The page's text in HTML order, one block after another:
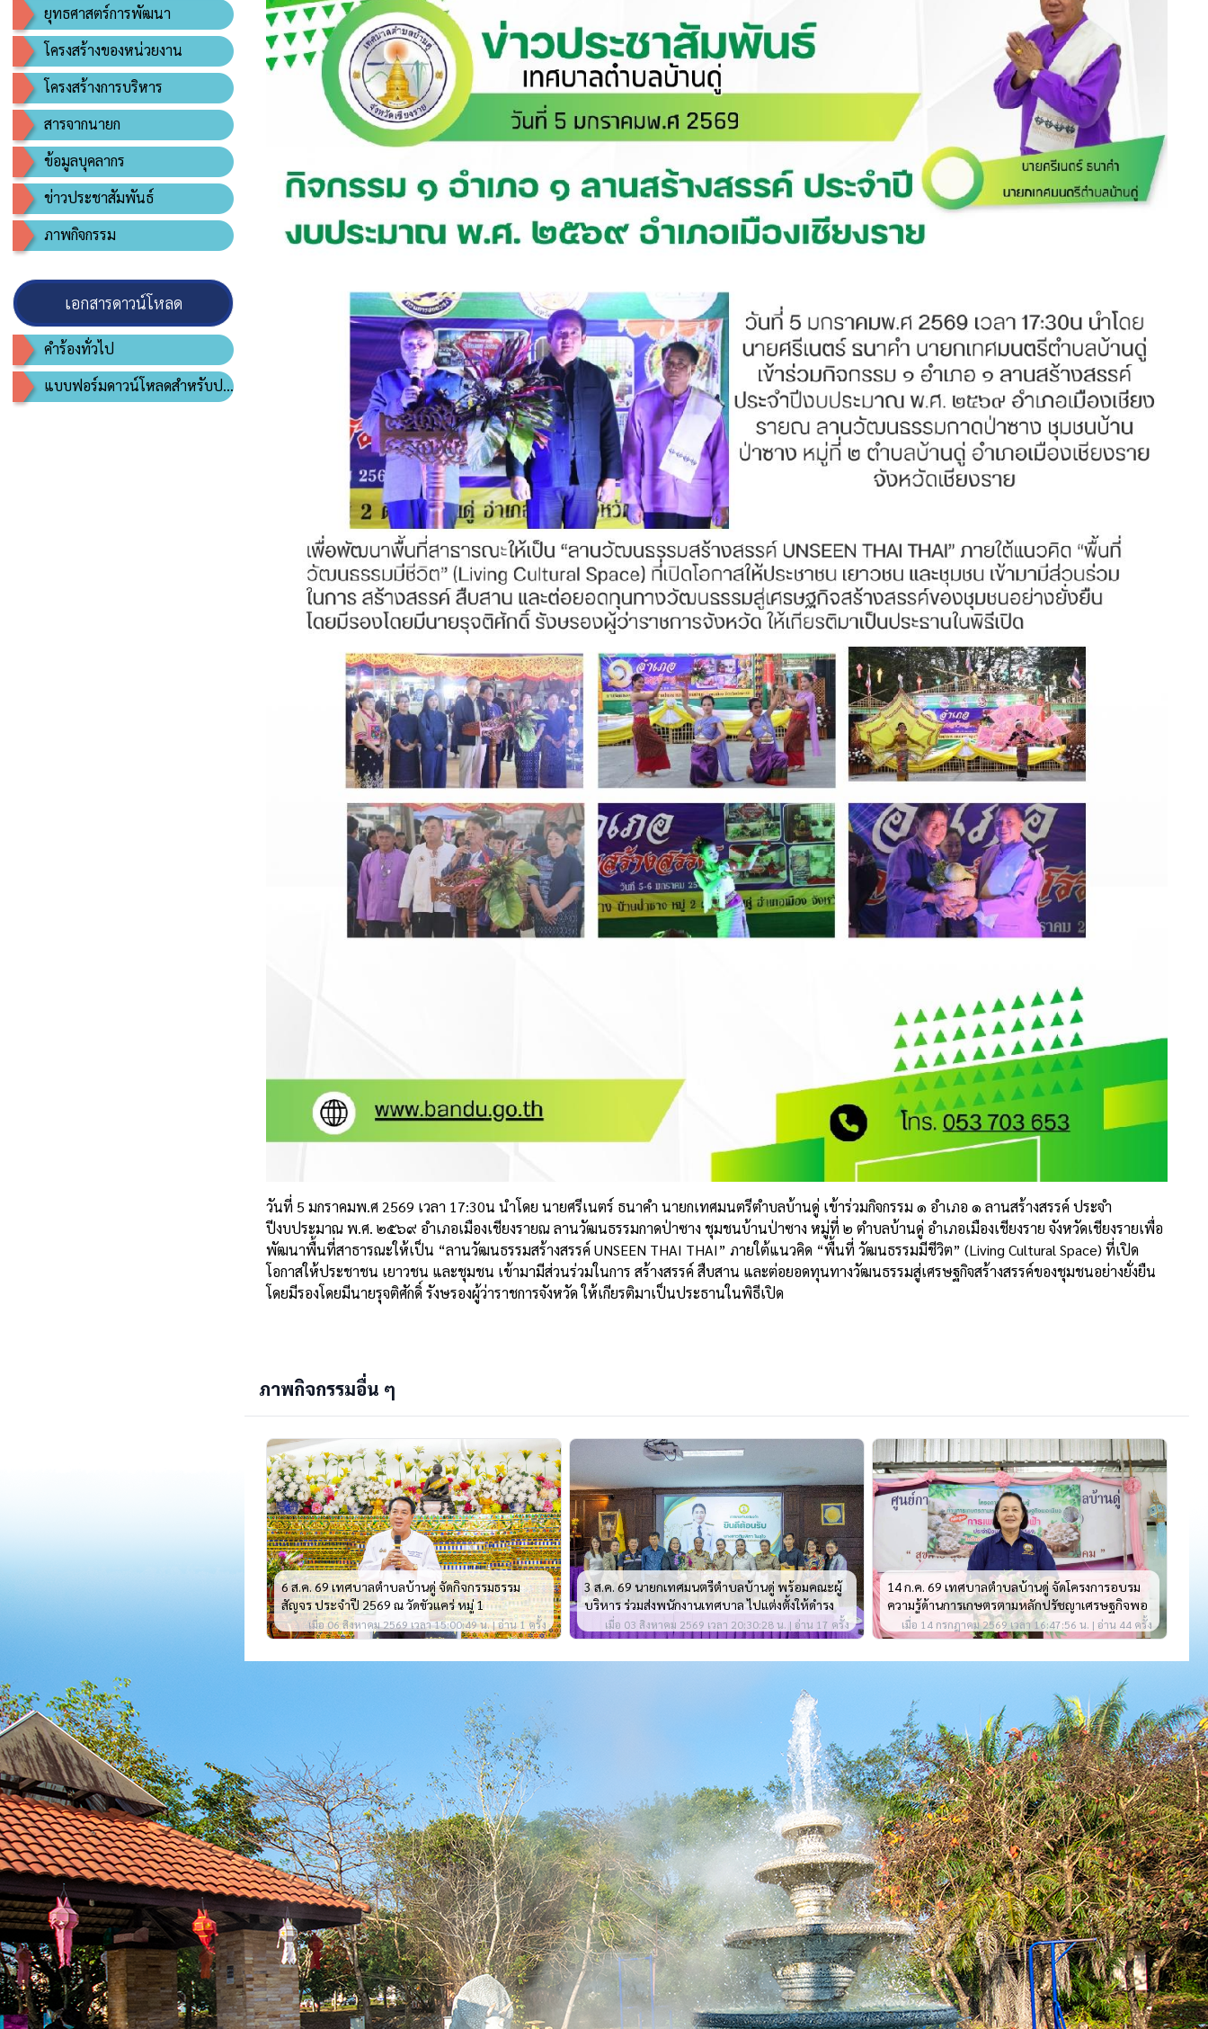
ยุทธศาสตร์การพัฒนา
โครงสร้างของหน่วยงาน
โครงสร้างการบริหาร
สารจากนายก
ข้อมูลบุคลากร
ข่าวประชาสัมพันธ์
ภาพกิจกรรม
เอกสารดาวน์โหลด
คำร้องทั่วไป
แบบฟอร์มดาวน์โหลดสำหรับประชาชน
วันที่ 5 มกราคมพ.ศ 2569 เวลา 17:30น นำโดย นายศรีเนตร์ ธนาคำ นายกเทศมนตรีตำบลบ้านดู่ เข้าร่วมกิจกรรม ๑ อำเภอ ๑ ลานสร้างสรรค์ ประจำ
ปีงบประมาณ พ.ศ. ๒๕๖๙ อำเภอเมืองเชียงรายณ ลานวัฒนธรรมกาดป่าซาง ชุมชนบ้านป่าซาง หมู่ที่ ๒ ตำบลบ้านดู่ อำเภอเมืองเชียงราย จังหวัดเชียงรายเพื่อ
พัฒนาพื้นที่สาธารณะให้เป็น “ลานวัฒนธรรมสร้างสรรค์ UNSEEN THAI THAI” ภายใต้แนวคิด “พื้นที่ วัฒนธรรมมีชีวิต” (Living Cultural Space) ที่เปิด
โอกาสให้ประชาชน เยาวชน และชุมชน เข้ามามีส่วนร่วมในการ สร้างสรรค์ สืบสาน และต่อยอดทุนทางวัฒนธรรมสู่เศรษฐกิจสร้างสรรค์ของชุมชนอย่างยั่งยืน
โดยมีรองโดยมีนายรุจติศักดิ์ รังษรองผู้ว่าราชการจังหวัด ให้เกียรติมาเป็นประธานในพิธีเปิด
ภาพกิจกรรมอื่น ๆ
6 ส.ค. 69 เทศบาลตำบลบ้านดู่ จัดกิจกรรมธรรม
สัญจร ประจำปี 2569 ณ วัดขัวแคร่ หมู่ 1
เมื่อ 06 สิงหาคม 2569 เวลา 15:00:49 น. | อ่าน 1 ครั้ง
3 ส.ค. 69 นายกเทศมนตรีตำบลบ้านดู่ พร้อมคณะผู้
บริหาร ร่วมส่งพนักงานเทศบาล ไปแต่งตั้งให้ดำรง
ตำแหน่ง หัวหน้าฝ่ายปกครอง สังกัดเทศบาลตำบล
จันจว้า
เมื่อ 03 สิงหาคม 2569 เวลา 20:30:28 น. | อ่าน 17 ครั้ง
14 ก.ค. 69 เทศบาลตำบลบ้านดู่ จัดโครงการอบรม
ความรู้ด้านการเกษตรตามหลักปรัชญาเศรษฐกิจพอ
เพียง หลักสูตร การเพาะเห็ดนางฟ้า ประจำปี2569
เมื่อ 14 กรกฎาคม 2569 เวลา 16:47:56 น. | อ่าน 44 ครั้ง